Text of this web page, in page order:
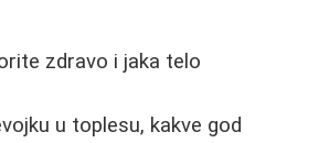
zdravo i jaka telo
u toplesu, kakve god